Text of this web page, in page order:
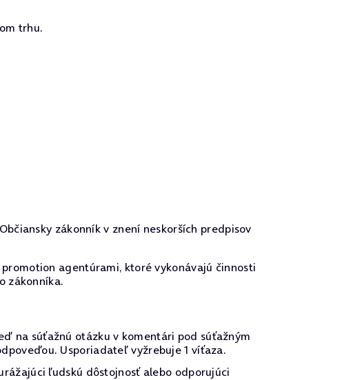
trhu.
zákonník v znení neskorších predpisov
agentúrami, ktoré vykonávajú činnosti
zákonníka.
na súťažnú otázku v komentári pod súťažným
Usporiadateľ vyžrebuje 1 víťaza.
ľudskú dôstojnosť alebo odporujúci